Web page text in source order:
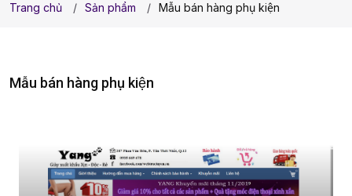
Trang chủ Sản phẩm Mẫu bán hàng phụ kiện
Mẫu bán hàng phụ kiện